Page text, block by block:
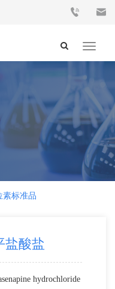
Toggle
素标准品
盐酸盐
hydrochloride